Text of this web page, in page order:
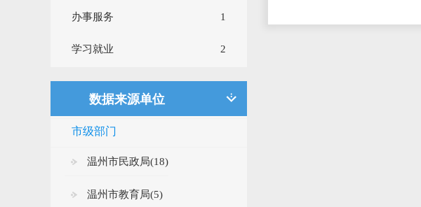
其他 174
办事服务 1
学习就业 2
数据来源单位
市级部门
温州市民政局(18)
温州市教育局(5)